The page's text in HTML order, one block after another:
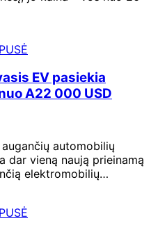
EV pasiekia
A22 000 USD
augančių automobilių
dar vieną naują prieinamą
elektromobilių…